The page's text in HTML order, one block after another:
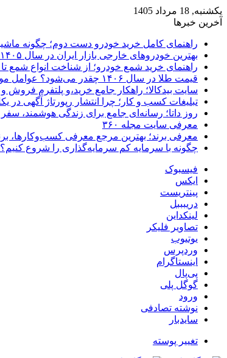
یکشنبه, 18 مرداد 1405
آخرین خبرها
راهنمای کامل خرید خودرو دست دوم؛ چگونه
بهترین خودروهای خارجی بازار ایران در سال ۱۴۰۵؛ بررسی امکانات، قیمت و ارزش خرید
راهنمای خرید شمع خودرو؛ از شناخت انواع شمع تا
قیمت طلا در سال ۱۴۰۶ چقدر می‌شود؟ عوامل موثر بر آینده طلا
سایت بیدکالا؛ راهکار جامع خرید،و پلتفرم فروش و
تبلیغات کسب و کار؛ چرا انتشار رپورتاژ آگهی در
روز داتا؛ رسانه‌ای جامع برای زندگی هوشمند، سفر
معرفی سایت مجله ۳۶۰
معرفی برند؛ بهترین مرجع معرفی کسب‌وکارها،
چگونه با سرمایه کم سرمایه‌گذاری را شروع کنیم؟
فیسبوک
ایکس
پینتریست
دریبببل
لینکداین
تصاویر فلیکر
یوتیوب
وردپرس
اینستاگرام
پی‌پال
گوگل پلی
ورود
نوشته تصادفی
سایدبار
تغییر پوسته